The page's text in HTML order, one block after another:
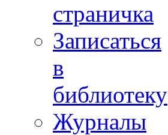
страничка
Записаться
в
библиотеку
Журналы